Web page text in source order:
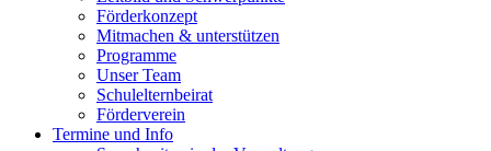
Förderkonzept
Mitmachen & unterstützen
Programme
Unser Team
Schulelternbeirat
Förderverein
Termine und Info